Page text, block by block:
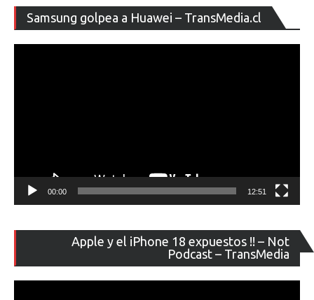
Samsung golpea a Huawei – TransMedia.cl
de
00:00 12:51
Apple y el iPhone 18 expuestos !! – Not
Podcast – TransMedia
de